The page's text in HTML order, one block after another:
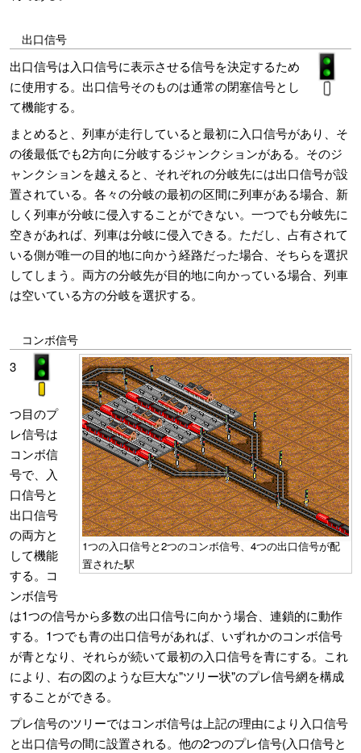
出口信号
出口信号は入口信号に表示させる信号を決定するため
に使用する。出口信号そのものは通常の閉塞信号とし
て機能する。
まとめると、列車が走行していると最初に入口信号があり、そ
の後最低でも2方向に分岐するジャンクションがある。そのジ
ャンクションを越えると、それぞれの分岐先には出口信号が設
置されている。各々の分岐の最初の区間に列車がある場合、新
しく列車が分岐に侵入することができない。一つでも分岐先に
空きがあれば、列車は分岐に侵入できる。ただし、占有されて
いる側が唯一の目的地に向かう経路だった場合、そちらを選択
してしまう。両方の分岐先が目的地に向かっている場合、列車
は空いている方の分岐を選択する。
コンボ信号
1つの入口信号と2つのコンボ信号、4つの出口信号が配
置された駅
3
つ目のプ
レ信号は
コンボ信
号で、入
口信号と
出口信号
の両方と
して機能
する。コ
ンボ信号
は1つの信号から多数の出口信号に向かう場合、連鎖的に動作
する。1つでも青の出口信号があれば、いずれかのコンボ信号
が青となり、それらが続いて最初の入口信号を青にする。これ
により、右の図のような巨大な"ツリー状"のプレ信号網を構成
することができる。
プレ信号のツリーではコンボ信号は上記の理由により入口信号
と出口信号の間に設置される。他の2つのプレ信号(入口信号と